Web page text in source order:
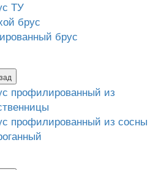
ТУ
брус
брус
профилированный из
профилированный из сосны